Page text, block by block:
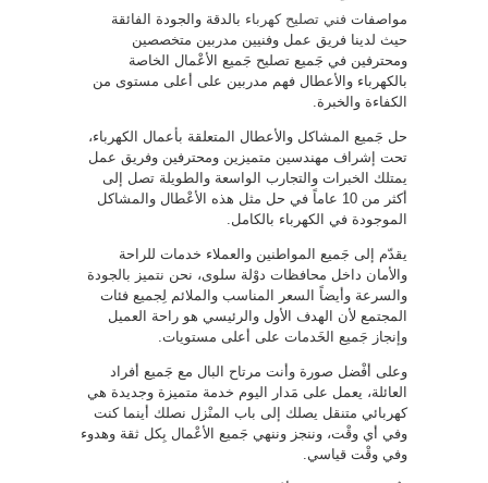
مواصفات فني تصليح كهرباء بالدقة والجودة الفائقة
حيث لدينا فريق عمل وفنيين مدربين متخصصين
ومحترفين في جَميع تصليح جَميع الأعْمال الخاصة
بالكهرباء والأعطال فهم مدربين على أعلى مستوى من
الكفاءة والخبرة.
حل جَميع المشاكل والأعطال المتعلقة بأعمال الكهرباء،
تحت إشراف مهندسين متميزين ومحترفين وفريق عمل
يمتلك الخبرات والتجارب الواسعة والطويلة تصل إلى
أكثر من 10 عاماً في حل مثل هذه الأعْطال والمشاكل
الموجودة في الكهرباء بالكامل.
يقدّم إلى جَميع المواطنين والعملاء خدمات للراحة
والأمان داخل محافظات دوْلة سلوى، نحن نتميز بالجودة
والسرعة وأيضاً السعر المناسب والملائم لِجميع فئات
المجتمع لأن الهدف الأول والرئيسي هو راحة العميل
وإنجاز جَميع الخَدمات على أعلى مستويات.
وعلى أفْضل صورة وأنت مرتاح البال مع جَميع أفراد
العائلة، يعمل على مَدار اليوم خدمة متميزة وجديدة هي
كهربائي متنقل يصلك إلى باب المنْزل نصلك أينما كنت
وفي أي وقْت، وننجز وننهي جَميع الأعْمال بِكل ثقة وهدوء
وفي وقْت قياسي.